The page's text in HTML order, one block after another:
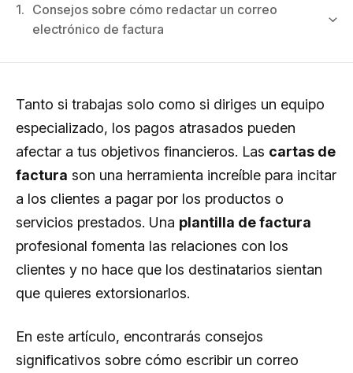
1. Consejos sobre cómo redactar un correo
electrónico de factura
Tanto si trabajas solo como si diriges un equipo
especializado, los pagos atrasados pueden
afectar a tus objetivos financieros. Las cartas de
factura son una herramienta increíble para incitar
a los clientes a pagar por los productos o
servicios prestados. Una plantilla de factura
profesional fomenta las relaciones con los
clientes y no hace que los destinatarios sientan
que quieres extorsionarlos.
En este artículo, encontrarás consejos
significativos sobre cómo escribir un correo